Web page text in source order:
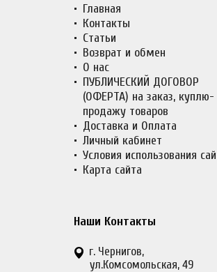
Главная
Контакты
Статьи
Возврат и обмен
О нас
ПУБЛИЧЕСКИЙ ДОГОВОР
(ОФЕРТА) на заказ, куплю-
продажу товаров
Доставка и Оплата
Личный кабинет
Условия использования
Карта сайта
Наши Контакты
г. Чернигов,
ул.Комсомольская, 49